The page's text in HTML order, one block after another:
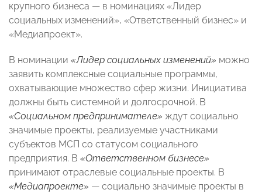
крупного бизнеса — в номинациях «Лидер
социальных изменений», «Ответственный бизнес» и
«Медиапроект».
В номинации «Лидер социальных изменений» можно
заявить комплексные социальные программы,
охватывающие множество сфер жизни. Инициатива
должны быть системной и долгосрочной. В
«Социальном предпринимателе» ждут социально
значимые проекты, реализуемые участниками
субъектов МСП со статусом социального
предприятия. В «Ответственном бизнесе»
принимают отраслевые социальные проекты. В
«Медиапроекте» — социально значимые проекты в